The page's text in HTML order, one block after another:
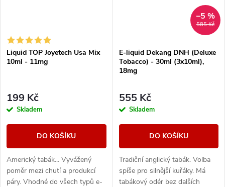
Liquid TOP Joyetech Usa Mix
10ml - 11mg
199 Kč
Skladem
DO KOŠÍKU
Americký tabák... Vyvážený
poměr mezi chutí a produkcí
páry. Vhodné do všech typů e-
585 Kč
–5 %
E-liquid Dekang DNH (Deluxe
Tobacco) - 30ml (3x10ml),
18mg
555 Kč
Skladem
DO KOŠÍKU
Tradiční anglický tabák. Volba
spíše pro silnější kuřáky. Má
tabákový odér bez dalších